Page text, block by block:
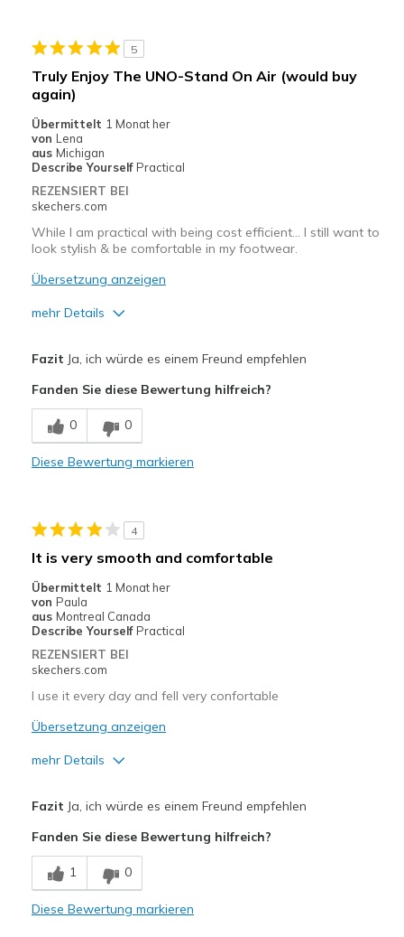
Casual Wear
Going Out
Travel
Width
View On Shoes
Shoes are for Wearing
5
Truly Enjoy The UNO-Stand On Air (would buy
again)
Übermittelt 1 Monat her
von Lena
aus Michigan
Describe Yourself Practical
REZENSIERT BEI
skechers.com
While I am practical with being cost efficient… I still want to
look stylish & be comfortable in my footwear.
Übersetzung anzeigen
mehr Details
Breathe Well
Comfortable
Geeignete Verwendung
Width
Feels true to width
Sizing
Feels true to size
View On Shoes
Fazit Ja, ich würde es einem Freund empfehlen
Fanden Sie diese Bewertung hilfreich?
0 0
Diese Bewertung markieren
4
It is very smooth and comfortable
Übermittelt 1 Monat her
von Paula
aus Montreal Canada
Describe Yourself Practical
REZENSIERT BEI
skechers.com
I use it every day and fell very confortable
Übersetzung anzeigen
mehr Details
Geeignete Verwendung
Casual Wear
Fazit Ja, ich würde es einem Freund empfehlen
Fanden Sie diese Bewertung hilfreich?
1 0
Diese Bewertung markieren